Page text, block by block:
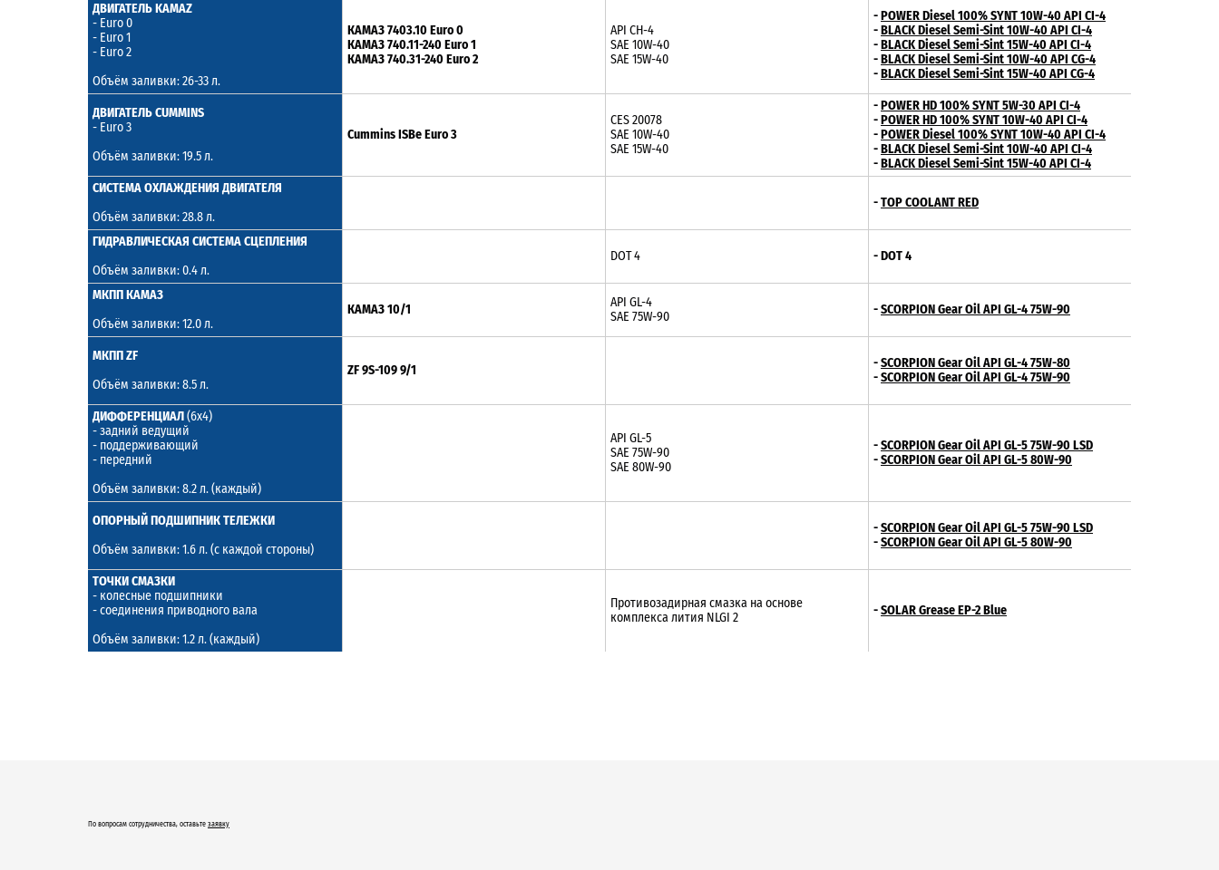
ДВИГАТЕЛЬ KAMAZ
- Euro 0
- Euro 1
- Euro 2
Объём заливки: 26-33 л.
КАМАЗ 7403.10 Euro 0
КАМАЗ 740.11-240 Euro 1
КАМАЗ 740.31-240 Euro 2
API CH-4
SAE 10W-40
SAE 15W-40
-POWER Diesel 100% SYNT 10W-40 API CI-4
-BLACK Diesel Semi-Sint 10W-40 API CI-4
-BLACK Diesel Semi-Sint 15W-40 API CI-4
-BLACK Diesel Semi-Sint 10W-40 API CG-4
-BLACK Diesel Semi-Sint 15W-40 API CG-4
ДВИГАТЕЛЬ CUMMINS
- Euro 3
Объём заливки: 19.5 л.
Cummins ISBe Euro 3
CES 20078
SAE 10W-40
SAE 15W-40
-POWER HD 100% SYNT 5W-30 API CI-4
-POWER HD 100% SYNT 10W-40 API CI-4
-POWER Diesel 100% SYNT 10W-40 API CI-4
-BLACK Diesel Semi-Sint 10W-40 API CI-4
-BLACK Diesel Semi-Sint 15W-40 API CI-4
СИСТЕМА ОХЛАЖДЕНИЯ ДВИГАТЕЛЯ
Объём заливки: 28.8 л.
-TOP COOLANT RED
ГИДРАВЛИЧЕСКАЯ СИСТЕМА СЦЕПЛЕНИЯ
Объём заливки: 0.4 л.
DOT 4 - DOT 4
МКПП КАМАЗ
Объём заливки: 12.0 л.
КАМАЗ 10/1
API GL-4
SAE 75W-90
-SCORPION Gear Oil API GL-4 75W-90
МКПП ZF
Объём заливки: 8.5 л.
ZF 9S-109 9/1 -SCORPION Gear Oil API GL-4 75W-80
-SCORPION Gear Oil API GL-4 75W-90
ДИФФЕРЕНЦИАЛ(6x4)
- задний ведущий
- поддерживающий
- передний
Объём заливки: 8.2 л. (каждый)
API GL-5
SAE 75W-90
SAE 80W-90
-SCORPION Gear Oil API GL-5 75W-90 LSD
-SCORPION Gear Oil API GL-5 80W-90
ОПОРНЫЙ ПОДШИПНИК ТЕЛЕЖКИ
Объём заливки: 1.6 л. (с каждой стороны)
-SCORPION Gear Oil API GL-5 75W-90 LSD
-SCORPION Gear Oil API GL-5 80W-90
ТОЧКИ СМАЗКИ
- колесные подшипники
- соединения приводного вала
Объём заливки: 1.2 л. (каждый)
Противозадирная смазка на основе
комплекса лития NLGI 2
-SOLAR Grease EP-2 Blue
По вопросам сотрудничества, оставьте заявку